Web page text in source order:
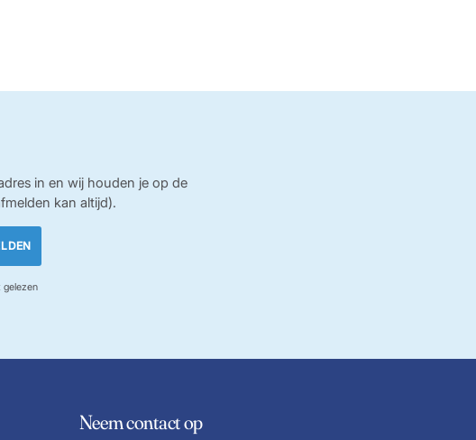
in en wij houden je op de
kan altijd).
gelezen
Neem contact op